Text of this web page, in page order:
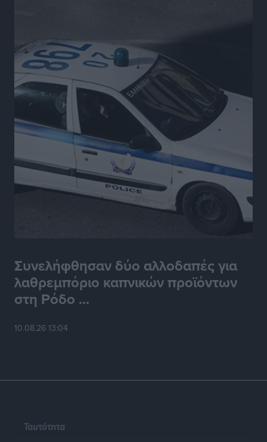
Συνελήφθησαν δύο αλλοδαπές για
λαθρεμπόριο καπνικών προϊόντων
στη Ρόδο ...
10.08.26 13:04
Ταυτότητα